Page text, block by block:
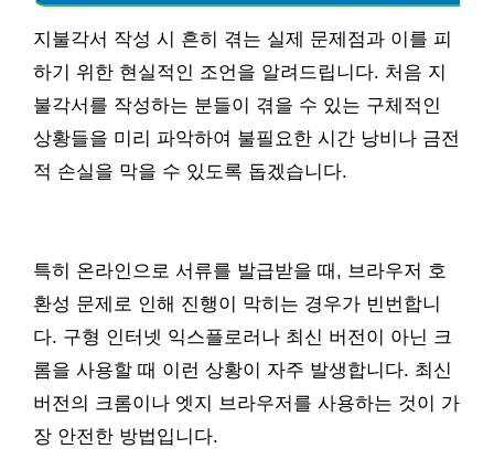
지불각서 작성 시 흔히 겪는 실제 문제점과 이를 피
하기 위한 현실적인 조언을 알려드립니다. 처음 지
불각서를 작성하는 분들이 겪을 수 있는 구체적인
상황들을 미리 파악하여 불필요한 시간 낭비나 금전
적 손실을 막을 수 있도록 돕겠습니다.
특히 온라인으로 서류를 발급받을 때, 브라우저 호
환성 문제로 인해 진행이 막히는 경우가 빈번합니
다. 구형 인터넷 익스플로러나 최신 버전이 아닌 크
롬을 사용할 때 이런 상황이 자주 발생합니다. 최신
버전의 크롬이나 엣지 브라우저를 사용하는 것이 가
장 안전한 방법입니다.